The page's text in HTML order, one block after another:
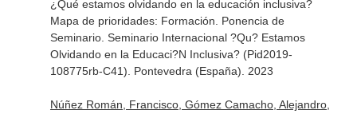
¿Qué estamos olvidando en la educación inclusiva?
Mapa de prioridades: Formación. Ponencia de
Seminario. Seminario Internacional ?Qu? Estamos
Olvidando en la Educaci?N Inclusiva? (Pid2019-
108775rb-C41). Pontevedra (España). 2023
Núñez Román, Francisco, Gómez Camacho, Alejandro,